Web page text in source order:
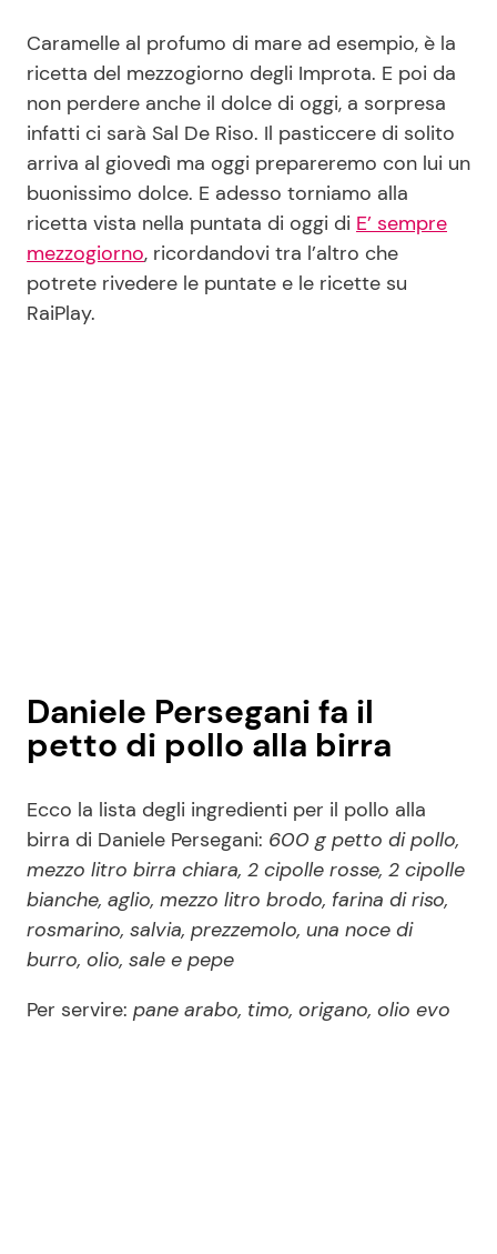
Disclaimer e Privacy
Redazione
Contattaci
Pubblicità
Privacy Policy
Caramelle al profumo di mare ad esempio, è la
ricetta del mezzogiorno degli Improta. E poi da
non perdere anche il dolce di oggi, a sorpresa
infatti ci sarà Sal De Riso. Il pasticcere di solito
arriva al giovedì ma oggi prepareremo con lui un
buonissimo dolce. E adesso torniamo alla
ricetta vista nella puntata di oggi di E’ sempre
mezzogiorno, ricordandovi tra l’altro che
potrete rivedere le puntate e le ricette su
RaiPlay.
Daniele Persegani fa il
petto di pollo alla birra
Ecco la lista degli ingredienti per il pollo alla
birra di Daniele Persegani: 600 g petto di pollo,
mezzo litro birra chiara, 2 cipolle rosse, 2 cipolle
bianche, aglio, mezzo litro brodo, farina di riso,
rosmarino, salvia, prezzemolo, una noce di
burro, olio, sale e pepe
Per servire: pane arabo, timo, origano, olio evo